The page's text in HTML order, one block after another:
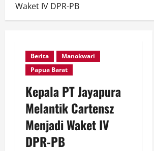
Waket IV DPR-PB
Berita
Manokwari
Papua Barat
Kepala PT Jayapura
Melantik Cartensz
Menjadi Waket IV
DPR-PB